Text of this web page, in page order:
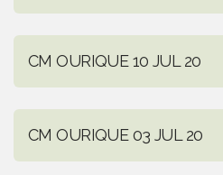
CM OURIQUE 10 JUL 20
CM OURIQUE 03 JUL 20